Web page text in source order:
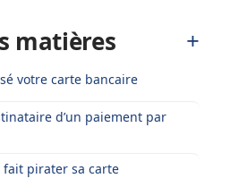
matières
votre carte bancaire
d’un paiement par
fait pirater sa carte